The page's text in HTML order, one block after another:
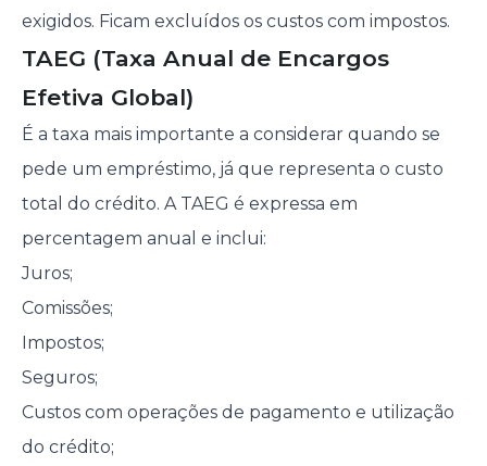
exigidos. Ficam excluídos os custos com impostos.
TAEG (Taxa Anual de Encargos
Efetiva Global)
É a taxa mais importante a considerar quando se
pede um empréstimo, já que representa o custo
total do crédito. A TAEG é expressa em
percentagem anual e inclui:
Juros;
Comissões;
Impostos;
Seguros;
Custos com operações de pagamento e utilização
do crédito;